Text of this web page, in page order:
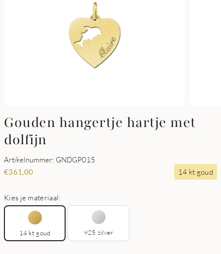
Gouden hangertje hartje met
dolfijn
Artikelnummer: GNDGP015
€361,00 14 kt goud
Kies je materiaal:
14 kt goud 925 zilver